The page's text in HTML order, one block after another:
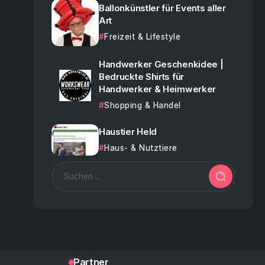
Ballonkünstler für Events aller
Art
Freizeit & Lifestyle
Handwerker Geschenkidee |
Bedruckte Shirts für
Handwerker & Heimwerker
Shopping & Handel
Haustier Held
Haus- & Nutztiere
Partner